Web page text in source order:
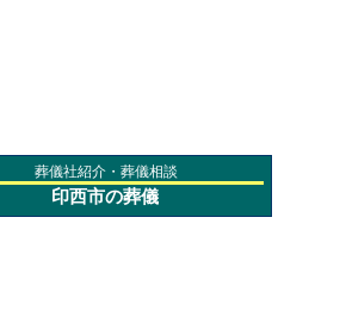
葬儀社紹介・葬儀相談
印西市の葬儀